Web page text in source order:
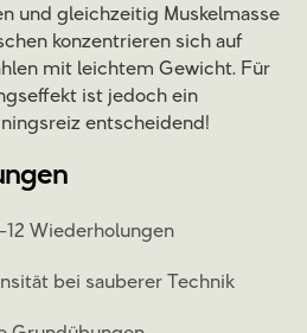
und gleichzeitig Muskelmasse
konzentrieren sich auf
mit leichtem Gewicht. Für
ist jedoch ein
entscheidend!
Wiederholungen
bei sauberer Technik